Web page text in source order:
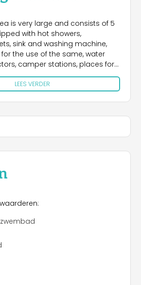
is very large and consists of 5
with hot showers,
sink and washing machine,
the use of the same, water
camper stations, places for
in a beautiful campsite, the
offer all the comforts for
while maintaining the spirit of
the basic conditions of a home.
are installed in a private
the camping area, and in
LEES VERDER